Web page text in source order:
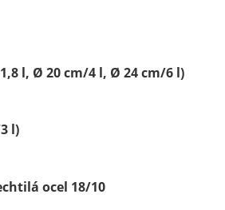
l, Ø 20 cm/4 l, Ø 24 cm/6 l)
l)
ocel 18/10